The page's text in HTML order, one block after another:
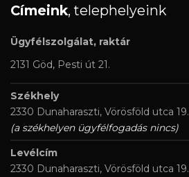
Címeink, telephelyeink
Ügyfélszolgálat, raktár
2131 Göd, Pesti út 21.
Székhely
2330 Dunaharaszti, Vörösföld utca 19.
(a székhelyen ügyfélfogadás nincs)
Levélcím
2330 Dunaharaszti, Vörösföld utca 19.